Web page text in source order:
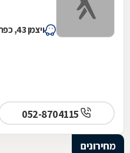
ויצמן 43, כפר סבא
מחירונים